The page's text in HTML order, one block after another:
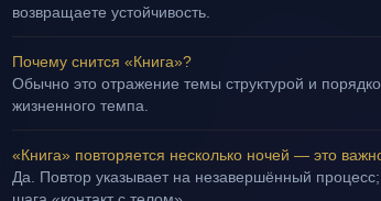
возвращаете устойчивость.
Почему снится «Книга»?
Обычно это отражение темы структурой и
жизненного темпа.
«Книга» повторяется несколько ночей — это
Да. Повтор указывает на незавершённый